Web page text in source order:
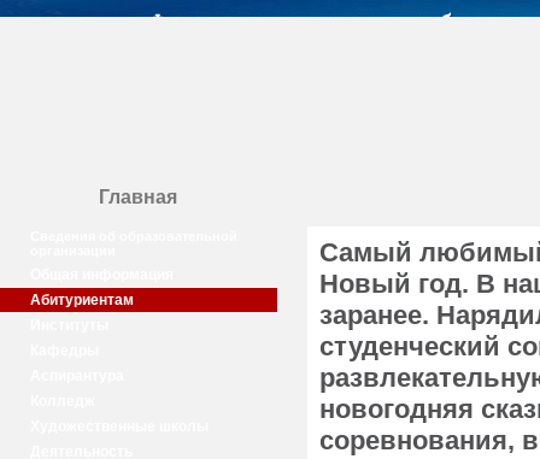
Главная
Абитуриентам
Самый любимый
Новый год. В
заранее.
студенческий
новогодняя
соревнования,